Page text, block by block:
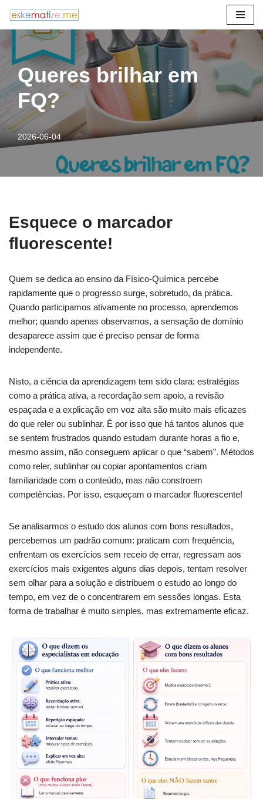
Avançar
conteúdo
Queres brilhar em
FQ?
2026-06-04
Esquece o marcador
fluorescente!
Quem se dedica ao ensino da Físico‑Química percebe
rapidamente que o progresso surge, sobretudo, da prática.
Quando participamos ativamente no processo, aprendemos
melhor; quando apenas observamos, a sensação de domínio
desaparece assim que é preciso pensar de forma
independente.
Nisto, a ciência da aprendizagem tem sido clara: estratégias
como a prática ativa, a recordação sem apoio, a revisão
espaçada e a explicação em voz alta são muito mais eficazes
do que reler ou sublinhar. É por isso que há tantos alunos que
se sentem frustrados quando estudam durante horas a fio e,
mesmo assim, não conseguem aplicar o que “sabem”. Métodos
como reler, sublinhar ou copiar apontamentos criam
familiaridade com o conteúdo, mas não constroem
competências. Por isso, esqueçam o marcador fluorescente!
Se analisarmos o estudo dos alunos com bons resultados,
percebemos um padrão comum: praticam com frequência,
enfrentam os exercícios sem receio de errar, regressam aos
exercícios mais exigentes alguns dias depois, tentam resolver
sem olhar para a solução e distribuem o estudo ao longo do
tempo, em vez de o concentrarem em sessões longas. Esta
forma de trabalhar é muito simples, mas extremamente eficaz.